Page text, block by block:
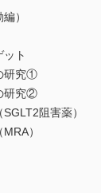
）
ト
研究①
研究②
阻害薬）
）